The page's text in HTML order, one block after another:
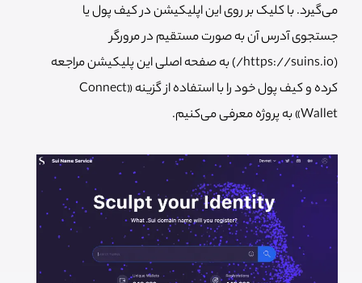
می‌گیرد. با کلیک بر روی این اپلیکیشن در کیف پول یا
جستجوی آدرس آن به صورت مستقیم در مرورگر
(https://suins.io/) به صفحه اصلی این پلیکیشن مراجعه
کرده و کیف پول خود را با استفاده از گزینه «Connect
Wallet» به پروژه معرفی می‌کنیم.